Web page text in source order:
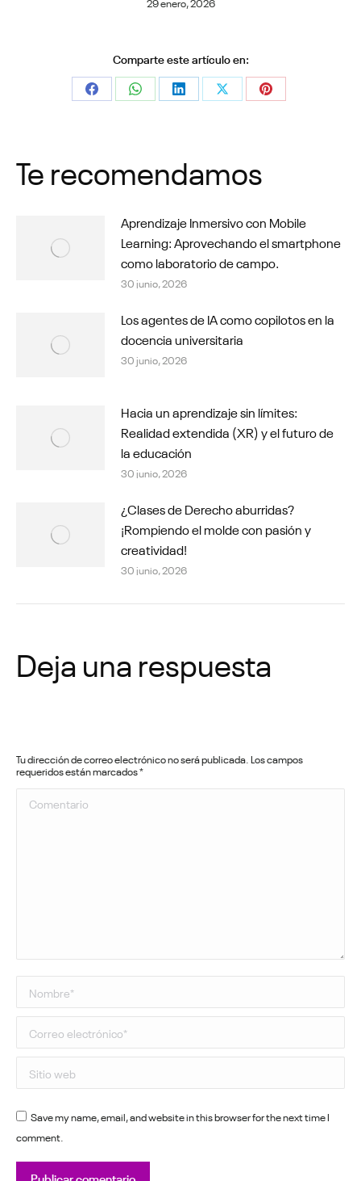
Comparte este artículo en:
Share Share Share Share Share
Te recomendamos
Aprendizaje Inmersivo con Mobile
Learning: Aprovechando el smartphone
como laboratorio de campo.
30 junio, 2026
Los agentes de IA como copilotos en la
docencia universitaria
30 junio, 2026
Hacia un aprendizaje sin límites:
Realidad extendida (XR) y el futuro de
la educación
30 junio, 2026
¿Clases de Derecho aburridas?
¡Rompiendo el molde con pasión y
creatividad!
30 junio, 2026
Deja una respuesta
Tu dirección de correo electrónico no será publicada. Los campos
requeridos están marcados*
Comentario
Nombre *
Correo electrónico *
Sitio web
Save my name, email, and website in this browser for the next time I
comment.